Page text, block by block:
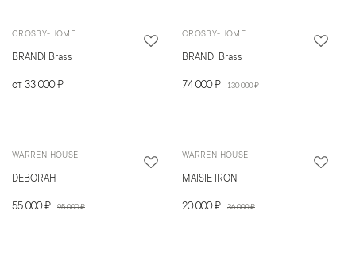
CROSBY-HOME
BRANDI Brass
от 33 000 ₽
CROSBY-HOME
BRANDI Brass
74 000 ₽ 130 000 ₽
WARREN HOUSE
DEBORAH
55 000 ₽ 95 000 ₽
WARREN HOUSE
MAISIE IRON
20 000 ₽ 36 000 ₽